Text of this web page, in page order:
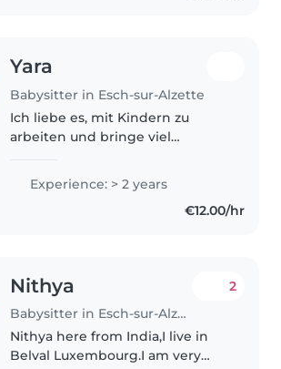
Yara
Babysitter in Esch-sur-Alzette
Ich liebe es, mit Kindern zu
arbeiten und bringe viel
ich zwei Jahre Erfahrung mit
Experience: > 2 years
€12.00/hr
Nithya
Babysitter in Esch-sur-Alzette
2
Nithya here from India,I live in
Belval Luxembourg.I am very